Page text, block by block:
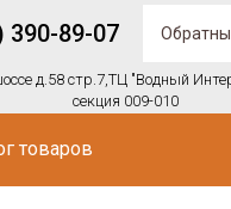
390-89-07
д.58 стр.7,ТЦ "Водный
секция 009-010
товаров